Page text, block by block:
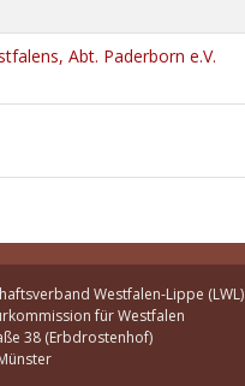
Abt. Paderborn e.V.
Westfalen-Lippe (LWL)
für Westfalen
38 (Erbdrostenhof)